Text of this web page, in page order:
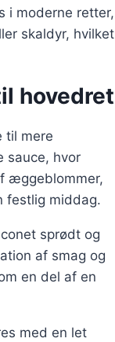
i moderne retter,
skaldyr, hvilket
hovedret
til mere
sauce, hvor
æggeblommer,
festlig middag.
sprødt og
af smag og
en del af en
med en let